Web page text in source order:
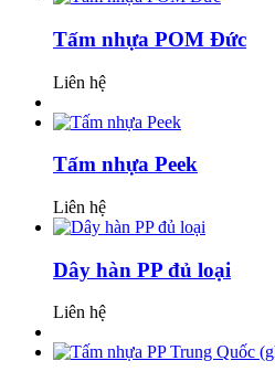
Tấm nhựa POM Đức
Liên hệ
Tấm nhựa Peek
Liên hệ
Dây hàn PP đủ loại
Liên hệ